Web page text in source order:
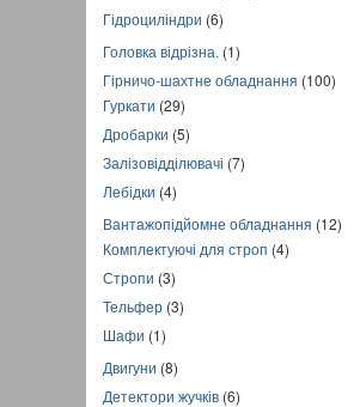
Гідроциліндри (6)
Головка відрізна. (1)
Гірничо-шахтне обладнання (100)
Гуркати (29)
Дробарки (5)
Залізовідділювачі (7)
Лебідки (4)
Вантажопідйомне обладнання (12)
Комплектуючі для строп (4)
Стропи (3)
Тельфер (3)
Шафи (1)
Двигуни (8)
Детектори жучків (6)